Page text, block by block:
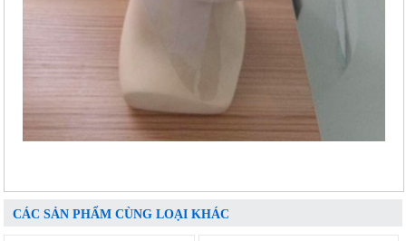
CÁC SẢN PHẨM CÙNG LOẠI KHÁC